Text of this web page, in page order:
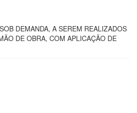
DEMANDA, A SEREM REALIZADOS
DE OBRA, COM APLICAÇÃO DE